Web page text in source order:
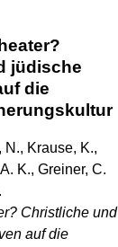
jüdische
die
N., Krause, K.,
K., Greiner, C.
Christliche und
auf die